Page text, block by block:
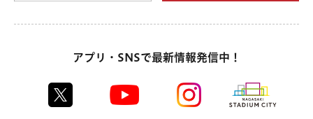
アプリ・SNSで最新情報発信中！